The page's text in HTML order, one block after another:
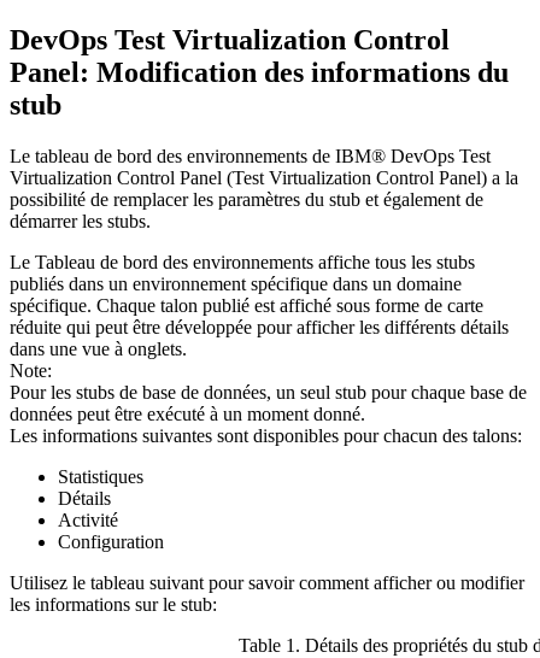
DevOps Test Virtualization Control
Panel: Modification des informations du
stub
Le tableau de bord des environnements de IBM® DevOps Test
Virtualization Control Panel (Test Virtualization Control Panel) a la
possibilité de remplacer les paramètres du stub et également de
démarrer les stubs.
Le Tableau de bord des environnements affiche tous les stubs
publiés dans un environnement spécifique dans un domaine
spécifique. Chaque talon publié est affiché sous forme de carte
réduite qui peut être développée pour afficher les différents détails
dans une vue à onglets.
Note:
Pour les stubs de base de données, un seul stub pour chaque base de
données peut être exécuté à un moment donné.
Les informations suivantes sont disponibles pour chacun des talons:
Statistiques
Détails
Activité
Configuration
Utilisez le tableau suivant pour savoir comment afficher ou modifier
les informations sur le stub:
Table 1. Détails des propriétés du stub